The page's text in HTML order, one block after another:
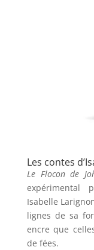
Les contes
Le Flocon de
expérimental
Isabelle
lignes de sa
encre que
de fées.